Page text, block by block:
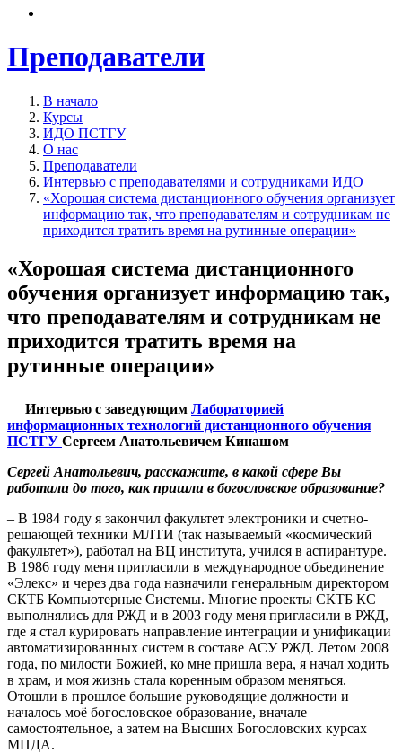
Преподаватели
В начало
Курсы
ИДО ПСТГУ
О нас
Преподаватели
Интервью с преподавателями и сотрудниками ИДО
«Хорошая система дистанционного обучения организует
информацию так, что преподавателям и сотрудникам не
приходится тратить время на рутинные операции»
«Хорошая система дистанционного
обучения организует информацию так,
что преподавателям и сотрудникам не
приходится тратить время на
рутинные операции»
Интервью с заведующим Лабораторией
информационных технологий дистанционного обучения
ПСТГУ Сергеем Анатольевичем Кинашом
Сергей Анатольевич, расскажите, в какой сфере Вы
работали до того, как пришли в богословское образование?
– В 1984 году я закончил факультет электроники и счетно-
решающей техники МЛТИ (так называемый «космический
факультет»), работал на ВЦ института, учился в аспирантуре.
В 1986 году меня пригласили в международное объединение
«Элекс» и через два года назначили генеральным директором
СКТБ Компьютерные Системы. Многие проекты СКТБ КС
выполнялись для РЖД и в 2003 году меня пригласили в РЖД,
где я стал курировать направление интеграции и унификации
автоматизированных систем в составе АСУ РЖД. Летом 2008
года, по милости Божией, ко мне пришла вера, я начал ходить
в храм, и моя жизнь стала коренным образом меняться.
Отошли в прошлое большие руководящие должности и
началось моё богословское образование, вначале
самостоятельное, а затем на Высших Богословских курсах
МПДА.